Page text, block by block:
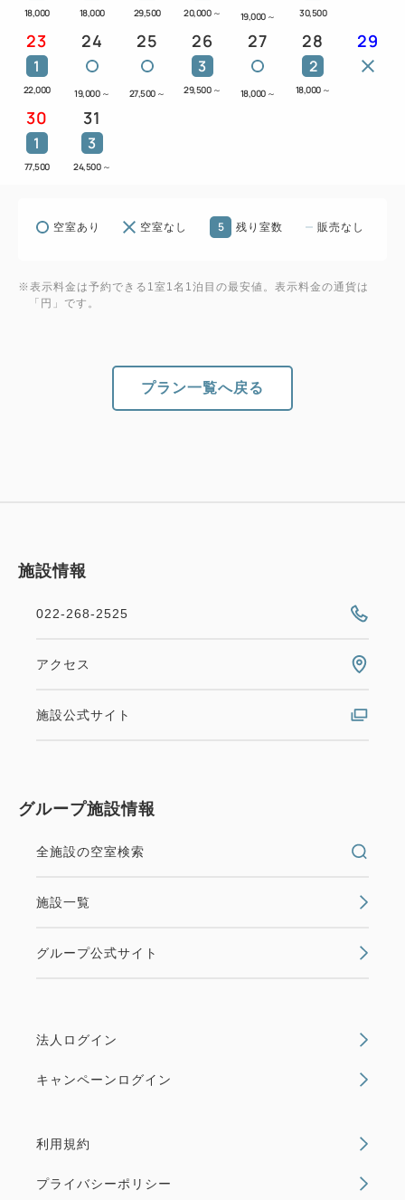
18,000 18,000 29,500 20,000 ～ 19,000 ～ 30,500
23
1
22,000
24
19,000 ～
25
27,500 ～
26
3
29,500 ～
27
18,000 ～
28
2
18,000 ～
29
30
1
77,500
31
3
24,500 ～
空室あり 空室なし 5 残り室数 販売なし
※表示料金は予約できる1室1名1泊目の最安値。表示料金の通貨は
「円」です。
プラン一覧へ戻る
施設情報
022-268-2525
アクセス
施設公式サイト
グループ施設情報
全施設の空室検索
施設一覧
グループ公式サイト
法人ログイン
キャンペーンログイン
利用規約
プライバシーポリシー